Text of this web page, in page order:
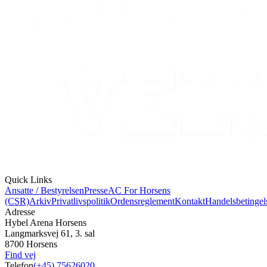
Quick Links
Ansatte / BestyrelsenPresseAC For Horsens
(CSR)ArkivPrivatlivspolitikOrdensreglementKontakt
Adresse
Hybel Arena Horsens
Langmarksvej 61, 3. sal
8700 Horsens
Find vej